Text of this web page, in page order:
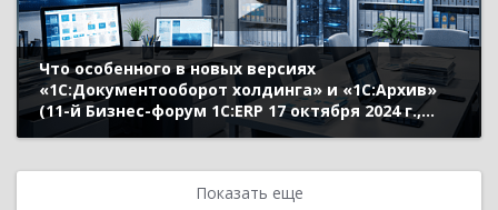
Что особенного в новых версиях
«1С:Документооборот холдинга» и «1С:Архив»
(11-й Бизнес-форум 1С:ERP 17 октября 2024 г.,
Безбородов Александр, «1С»)
Показать еще